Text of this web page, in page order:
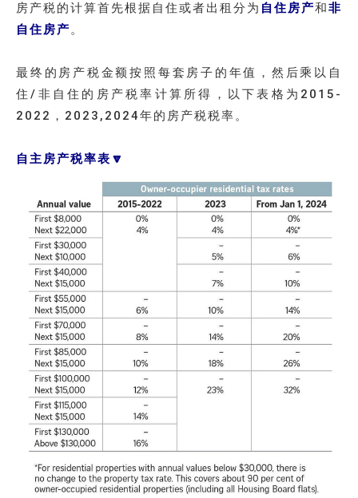
房产税的计算首先根据自住或者出租分为 自住房产和非
自住房产。
最终的房产税金额按照每套房子的年值，然后乘以自
住/非自住的房产税率计算所得，以下表格为2015-
2022，2023,2024年的房产税税率。
自主房产税率表🔽